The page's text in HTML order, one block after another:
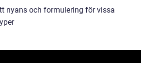
nyans och formulering för vissa